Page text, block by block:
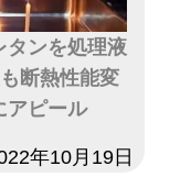
タンを処理液
断熱性能変
アピール
年10月19日